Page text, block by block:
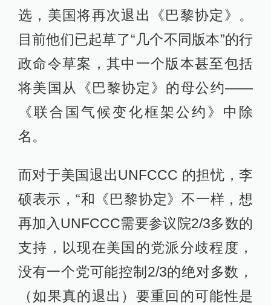
选，美国将再次退出《巴黎协定》。
目前他们已起草了“几个不同版本”的行
政命令草案，其中一个版本甚至包括
将美国从《巴黎协定》的母公约——
《联合国气候变化框架公约》中除
名。
而对于美国退出UNFCCC 的担忧，李
硕表示，“和《巴黎协定》不一样，想
再加入UNFCCC需要参议院2/3多数的
支持，以现在美国的党派分歧程度，
没有一个党可能控制2/3的绝对多数，
（如果真的退出）要重回的可能性是